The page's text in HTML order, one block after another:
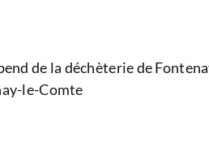
de la déchèterie de
le-Comte